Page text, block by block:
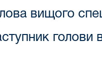
вищого
голови